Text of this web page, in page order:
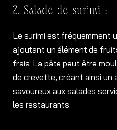
2. Salade de surimi :
Le surimi est fréquemment
ajoutant un élément de
frais. La pâte peut être
de crevette, créant ainsi un
savoureux aux salades
les restaurants.